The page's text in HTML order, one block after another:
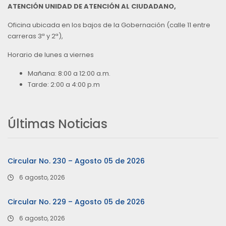
ATENCIÓN UNIDAD DE ATENCIÓN AL CIUDADANO,
Oficina ubicada en los bajos de la Gobernación (calle 11 entre
carreras 3ª y 2ª),
Horario de lunes a viernes
Mañana: 8:00 a 12:00 a.m.
Tarde: 2:00 a 4:00 p.m
Últimas Noticias
Circular No. 230 – Agosto 05 de 2026
6 agosto, 2026
Circular No. 229 – Agosto 05 de 2026
6 agosto, 2026